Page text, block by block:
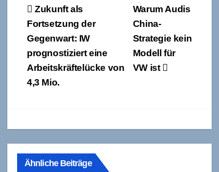
BeitragsnavigationWarum Audis
China-
Strategie kein
Modell für
VW ist
Zukunft als
Fortsetzung der
Gegenwart: IW
prognostiziert eine
Arbeitskräftelücke von
4,3 Mio.
Ähnliche Beiträge